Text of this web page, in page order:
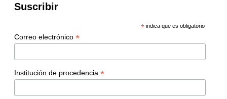
Suscribir
* indica que es obligatorio
Correo electrónico *
Institución de procedencia *